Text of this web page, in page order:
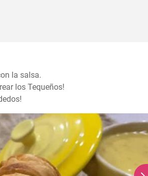
la salsa.
los Tequeños!